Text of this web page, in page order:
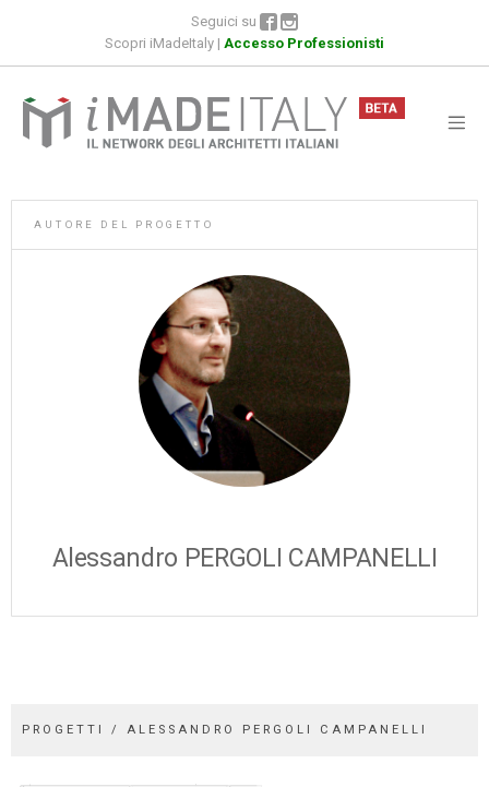
Seguici su
Scopri iMadeItaly | Accesso Professionisti
AUTORE DEL PROGETTO
Alessandro PERGOLI CAMPANELLI
PROGETTI / ALESSANDRO PERGOLI CAMPANELLI